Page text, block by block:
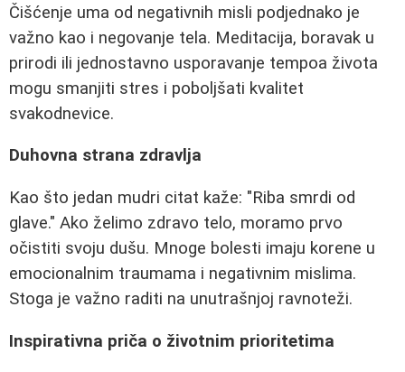
Čišćenje uma od negativnih misli podjednako je
važno kao i negovanje tela. Meditacija, boravak u
prirodi ili jednostavno usporavanje tempoa života
mogu smanjiti stres i poboljšati kvalitet
svakodnevice.
Duhovna strana zdravlja
Kao što jedan mudri citat kaže: "Riba smrdi od
glave." Ako želimo zdravo telo, moramo prvo
očistiti svoju dušu. Mnoge bolesti imaju korene u
emocionalnim traumama i negativnim mislima.
Stoga je važno raditi na unutrašnjoj ravnoteži.
Inspirativna priča o životnim prioritetima